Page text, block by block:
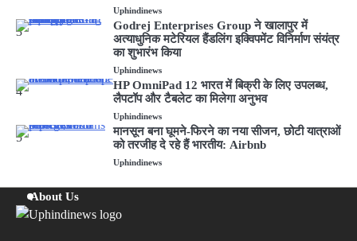
Uphindinews
3
Godrej Enterprises Group ने खालापुर में
अत्याधुनिक मटेरियल हैंडलिंग इक्विपमेंट विनिर्माण संयंत्र
का शुभारंभ किया
Uphindinews
4
HP OmniPad 12 भारत में बिक्री के लिए उपलब्ध,
लैपटॉप और टैबलेट का मिलेगा अनुभव
Uphindinews
5
मानसून बना घूमने-फिरने का नया सीजन, छोटी यात्राओं
को तरजीह दे रहे हैं भारतीय: Airbnb
Uphindinews
About Us